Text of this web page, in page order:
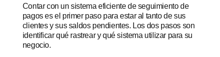
Contar con un sistema eficiente de seguimiento de
pagos es el primer paso para estar al tanto de sus
clientes y sus saldos pendientes. Los dos pasos son
identificar qué rastrear y qué sistema utilizar para su
negocio.